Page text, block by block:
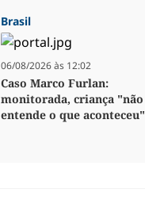
Brasil
06/08/2026 às 12:02
Caso Marco Furlan:
monitorada, criança "não
entende o que aconteceu"